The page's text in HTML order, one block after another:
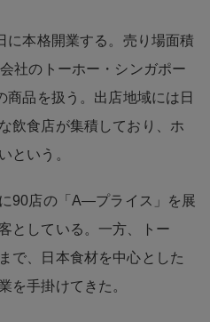
に本格開業する。売り場面積
社のトーホー・シンガポー
品を扱う。出店地域には日
飲食店が集積しており、ホ
という。
90店の「A―プライス」を展
としている。一方、トー
で、日本食材を中心とした
を手掛けてきた。